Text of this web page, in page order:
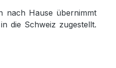
nach Hause übernimmt
die Schweiz zugestellt.